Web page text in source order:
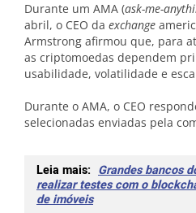
Durante um AMA (ask-me-
abril, o CEO da exchange
Armstrong afirmou que, para
as criptomoedas dependem
usabilidade, volatilidade e
Durante o AMA, o CEO
selecionadas enviadas pela
Leia mais: Grandes bancos
realizar testes com o
de imóveis